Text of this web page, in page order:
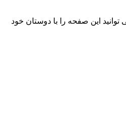
این صفحه را با دوستان خود